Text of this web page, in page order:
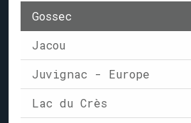
Gossec
Jacou
Juvignac - Europe
Lac du Crès